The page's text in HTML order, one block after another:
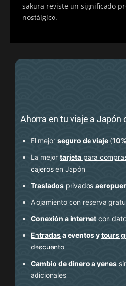
sakura reviste un significado
nostálgico.
Ahorra en tu viaje a Japón
El mejor seguro de viaje (10%
La mejor tarjeta para
cajeros en Japón
Traslados privados
Alojamiento con reserva
Conexión ainternet con
Entradasa eventos ytours
descuento
Cambio de dinero a yenes
adicionales